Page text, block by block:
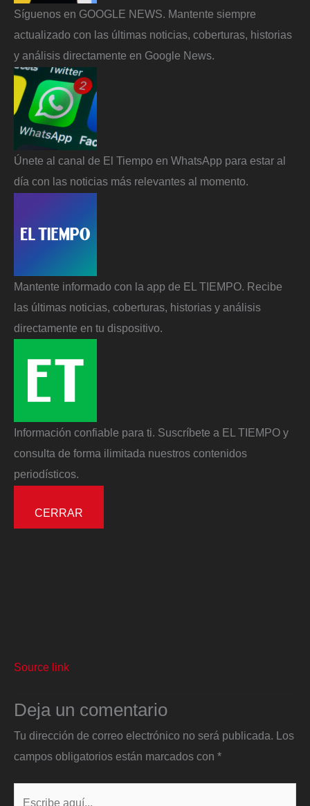
Síguenos en GOOGLE NEWS. Mantente siempre
actualizado con las últimas noticias, coberturas, historias
y análisis directamente en Google News.
Únete al canal de El Tiempo en WhatsApp para estar al
día con las noticias más relevantes al momento.
Mantente informado con la app de EL TIEMPO. Recibe
las últimas noticias, coberturas, historias y análisis
directamente en tu dispositivo.
Información confiable para ti. Suscríbete a EL TIEMPO y
consulta de forma ilimitada nuestros contenidos
periodísticos.
CERRAR
Source link
Deja un comentario
Tu dirección de correo electrónico no será publicada. Los
campos obligatorios están marcados con *